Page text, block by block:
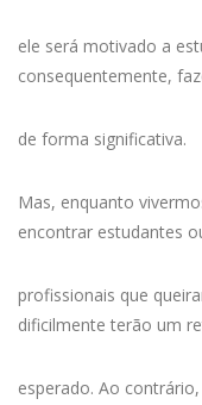
ele será motivado a
consequentemente,
de forma significativa.
Mas, enquanto
encontrar estudantes
profissionais que
dificilmente terão um
esperado. Ao